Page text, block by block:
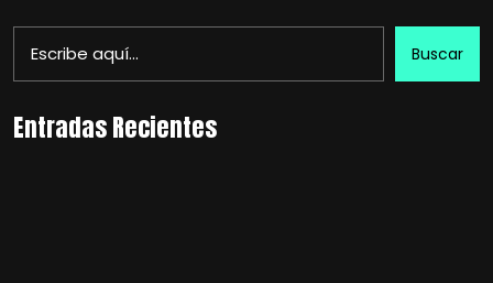
Buscar
Entradas Recientes